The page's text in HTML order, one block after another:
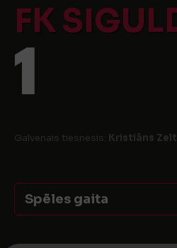
FK
1
Galvenais tiesnesis: Kristiāns
Spēles gaita